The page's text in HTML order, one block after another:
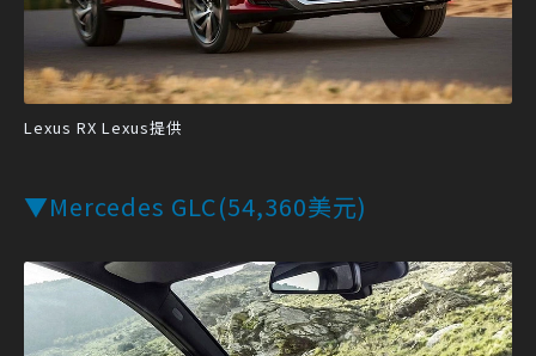
Lexus RX Lexus提供
▼Mercedes GLC(54,360美元)